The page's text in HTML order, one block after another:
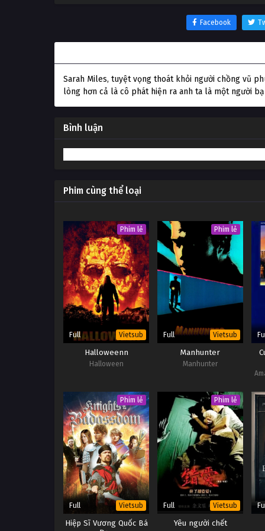
Facebook
Sarah Miles, tuyệt vọng thoát khỏi người chồng vũ
lòng hơn cả là cô phát hiện ra anh ta là một người
Bình luận
Phim cùng thể loại
Phim lẻ
Full Vietsub
Halloweenn
Halloween
Phim lẻ
Full Vietsub
Manhunter
Manhunter
Phim lẻ
Full Vietsub
Hiệp Sĩ Vương Quốc Bá
Phim lẻ
Full Vietsub
Yêu người chết